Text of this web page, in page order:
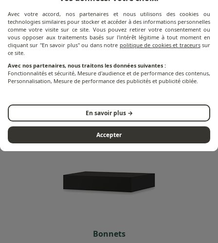
Planchas
Bonnets
Avec votre accord, nos partenaires et nous utilisons des cookies ou
technologies similaires pour stocker et accéder à des informations personnelles
comme votre visite sur ce site. Vous pouvez retirer votre consentement ou
vous opposer aux traitements basés sur l'intérêt légitime à tout moment en
cliquant sur "En savoir plus" ou dans notre politique de cookies et traceurssur
ce site.
Avec nos partenaires, nous traitons les données suivantes :
Fonctionnalités et sécurité, Mesure d'audience et de performance des contenus,
Personnalisation, Mesure de performance des publicités et publicité ciblée.
En savoir plus →
Accepter